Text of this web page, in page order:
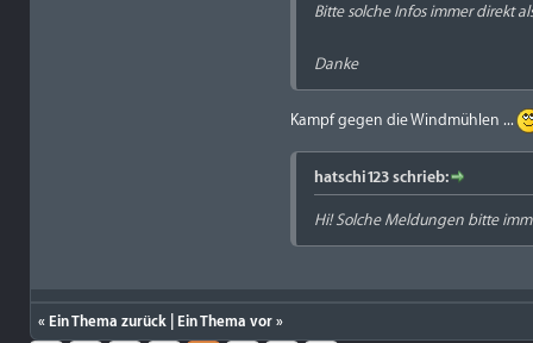
Bitte solche Infos immer direkt
Danke
Kampf gegen die Windmühlen ...
hatschi123 schrieb:
Hi! Solche Meldungen bitte
« Ein Thema zurück Ein Thema vor »